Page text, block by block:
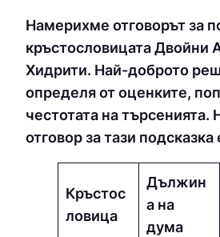
Намерихме отговорът за
кръстословицата Двойни
Хидрити. Най-доброто
определя от оценките,
честотата на търсенията.
отговор за тази
Кръстос
ловица
Дължин
а на
дума